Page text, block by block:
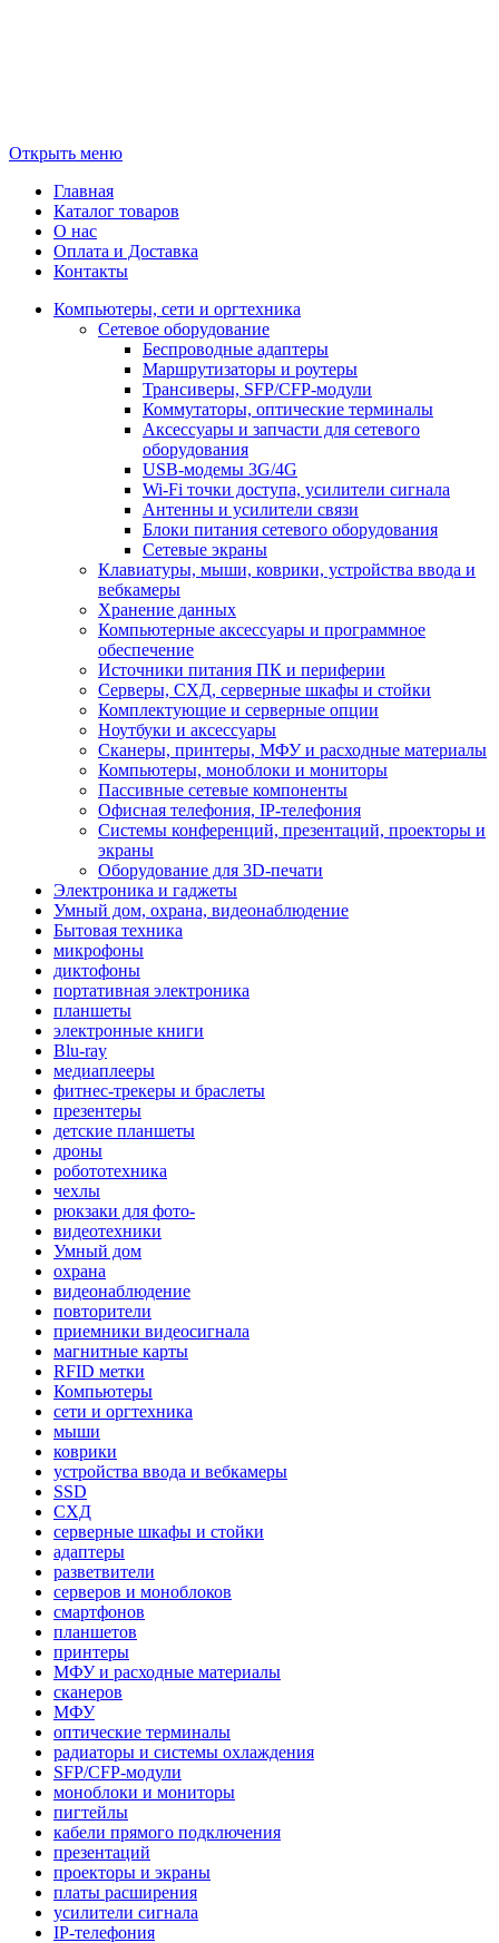
Открыть меню
Главная
Каталог товаров
О нас
Оплата и Доставка
Контакты
Компьютеры, сети и оргтехника
Сетевое оборудование
Беспроводные адаптеры
Маршрутизаторы и роутеры
Трансиверы, SFP/CFP-модули
Коммутаторы, оптические терминалы
Аксессуары и запчасти для сетевого
оборудования
USB-модемы 3G/4G
Wi-Fi точки доступа, усилители сигнала
Антенны и усилители связи
Блоки питания сетевого оборудования
Сетевые экраны
Клавиатуры, мыши, коврики, устройства ввода и
вебкамеры
Хранение данных
Компьютерные аксессуары и программное
обеспечение
Источники питания ПК и периферии
Серверы, СХД, серверные шкафы и стойки
Комплектующие и серверные опции
Ноутбуки и аксессуары
Сканеры, принтеры, МФУ и расходные материалы
Компьютеры, моноблоки и мониторы
Пассивные сетевые компоненты
Офисная телефония, IP-телефония
Системы конференций, презентаций, проекторы и
экраны
Оборудование для 3D-печати
Электроника и гаджеты
Умный дом, охрана, видеонаблюдение
Бытовая техника
микрофоны
диктофоны
портативная электроника
планшеты
электронные книги
Blu-ray
медиаплееры
фитнес-трекеры и браслеты
презентеры
детские планшеты
дроны
робототехника
чехлы
рюкзаки для фото-
видеотехники
Умный дом
охрана
видеонаблюдение
повторители
приемники видеосигнала
магнитные карты
RFID метки
Компьютеры
сети и оргтехника
мыши
коврики
устройства ввода и вебкамеры
SSD
СХД
серверные шкафы и стойки
адаптеры
разветвители
серверов и моноблоков
смартфонов
планшетов
принтеры
МФУ и расходные материалы
сканеров
МФУ
оптические терминалы
радиаторы и системы охлаждения
SFP/CFP-модули
моноблоки и мониторы
пигтейлы
кабели прямого подключения
презентаций
проекторы и экраны
платы расширения
усилители сигнала
IP-телефония